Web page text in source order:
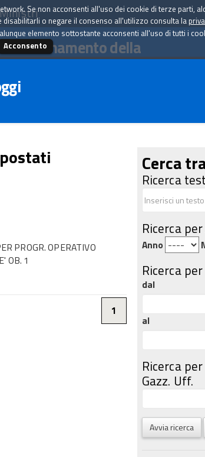
coordinamento della
PROGR. OPERATIVO
OB. 1
1
Cerca
Ricerca
Ricerca
Anno
Ricerca
dal
al
Ricerca
Gazz. Uff.
Avvia ricerca
Se non acconsenti all'uso dei cookie di terze parti,
o negare il consenso all'utilizzo consulta la
elemento sottostante acconsenti all'uso di tutti i
Acconsento